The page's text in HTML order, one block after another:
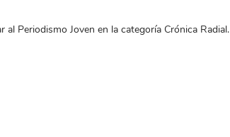
Periodismo Joven en la categoría Crónica Radial.